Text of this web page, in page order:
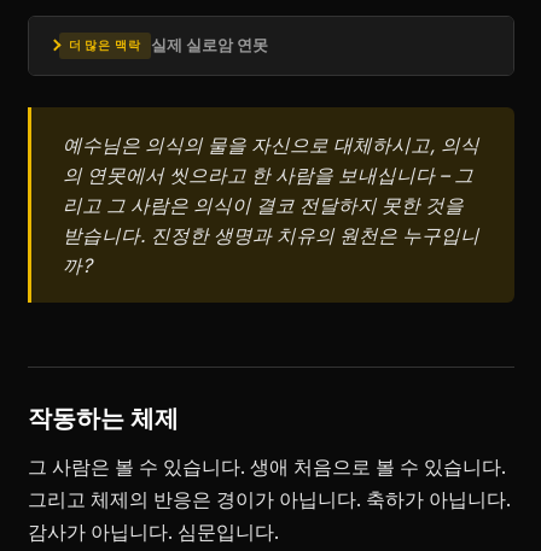
더 많은 맥락 실제 실로암 연못
예수님은 의식의 물을 자신으로 대체하시고, 의식
의 연못에서 씻으라고 한 사람을 보내십니다 – 그
리고 그 사람은 의식이 결코 전달하지 못한 것을
받습니다. 진정한 생명과 치유의 원천은 누구입니
까?
작동하는 체제
그 사람은 볼 수 있습니다. 생애 처음으로 볼 수 있습니다.
그리고 체제의 반응은 경이가 아닙니다. 축하가 아닙니다.
감사가 아닙니다. 심문입니다.